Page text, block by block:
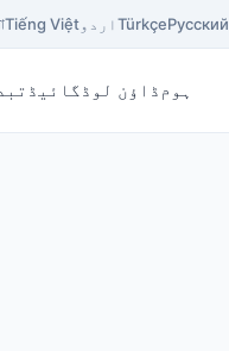
Русский
Türkçe اردوTiếng Việt
ہوم ڈاؤن لوڈگائیڈ